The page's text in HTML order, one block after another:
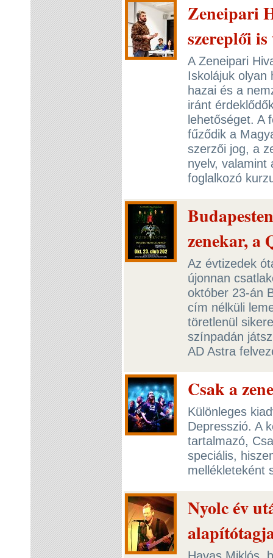
Zeneipari
szereplői
A Zeneipari
Iskolájuk olyan
hazai és a
iránt
lehetőséget. A
fűződik a
szerzői jog, a
nyelv, valamint
foglalkozó
zenekar, a
Az évtizedek
újonnan
október 23-án
cím nélküli
töretlenül
színpadán
AD Astra
Csak a
Különleges
Depresszió. A
tartalmazó,
speciális,
mellékleteként
Nyolc év